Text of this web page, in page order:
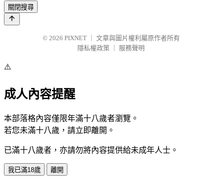
關閉搜尋
© 2026 PIXNET
文章與圖片權利屬原作者所有
隱私權政策
服務聲明
⚠️
成人內容提醒
本部落格內容僅限年滿十八歲者瀏覽。
若您未滿十八歲，請立即離開。
已滿十八歲者，亦請勿將內容提供給未成年人士。
我已滿18歲 離開